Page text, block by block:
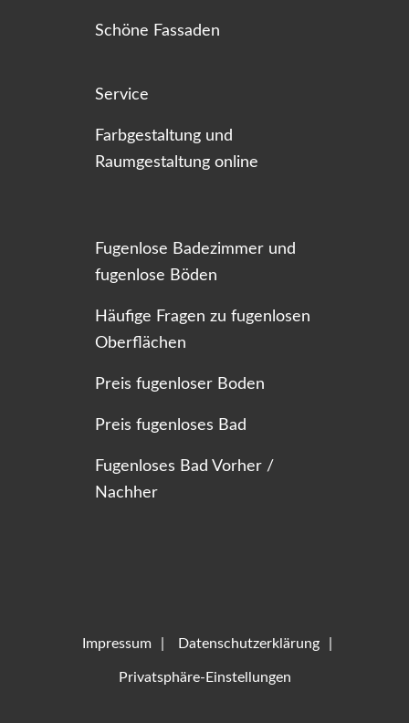
Schöne Fassaden
Service
Farbgestaltung und
Raumgestaltung online
Fugenlose Badezimmer und
fugenlose Böden
Häufige Fragen zu fugenlosen
Oberflächen
Preis fugenloser Boden
Preis fugenloses Bad
Fugenloses Bad Vorher /
Nachher
Impressum Datenschutzerklärung
Privatsphäre-Einstellungen